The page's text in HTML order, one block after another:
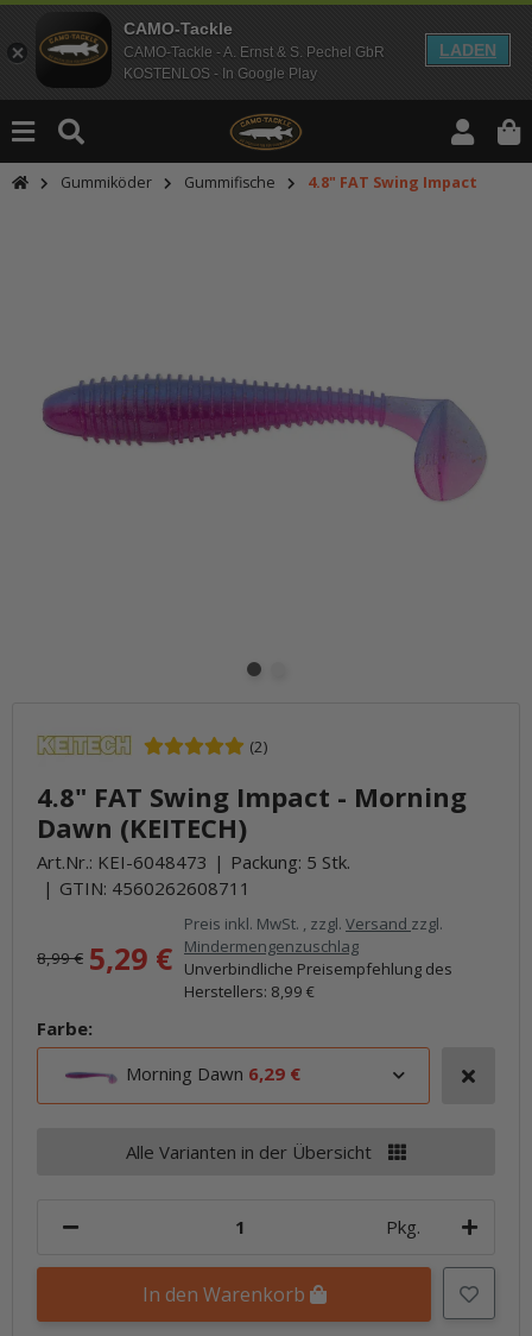
CAMO-Tackle
CAMO-Tackle - A. Ernst & S. Pechel GbR
KOSTENLOS - In Google Play
LADEN
Gummiköder Gummifische 4.8" FAT Swing Impact
(2)
4.8" FAT Swing Impact - Morning
Dawn (KEITECH)
Art.Nr.: KEI-6048473
Packung: 5 Stk.
GTIN: 4560262608711
8,99 € 5,29 €
Preis inkl. MwSt. , zzgl. Versand zzgl.
Mindermengenzuschlag
Unverbindliche Preisempfehlung des
Herstellers: 8,99 €
Farbe:
Morning Dawn 6,29 €
Alle Varianten in der Übersicht
Pkg.
In den Warenkorb